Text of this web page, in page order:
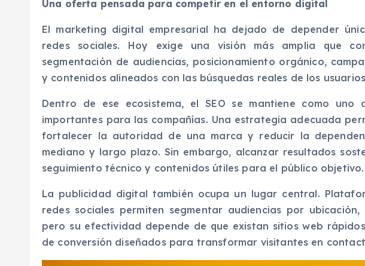
Una oferta pensada para competir en el entorno digital
El marketing digital empresarial ha dejado de depender
redes sociales. Hoy exige una visión más amplia que
segmentación de audiencias, posicionamiento orgánico,
y contenidos alineados con las búsquedas reales de los
Dentro de ese ecosistema, el SEO se mantiene como uno
importantes para las compañías. Una estrategia adecuada
fortalecer la autoridad de una marca y reducir la
mediano y largo plazo. Sin embargo, alcanzar resultados
seguimiento técnico y contenidos útiles para el público objetivo.
La publicidad digital también ocupa un lugar central.
redes sociales permiten segmentar audiencias por
pero su efectividad depende de que existan sitios web
de conversión diseñados para transformar visitantes en